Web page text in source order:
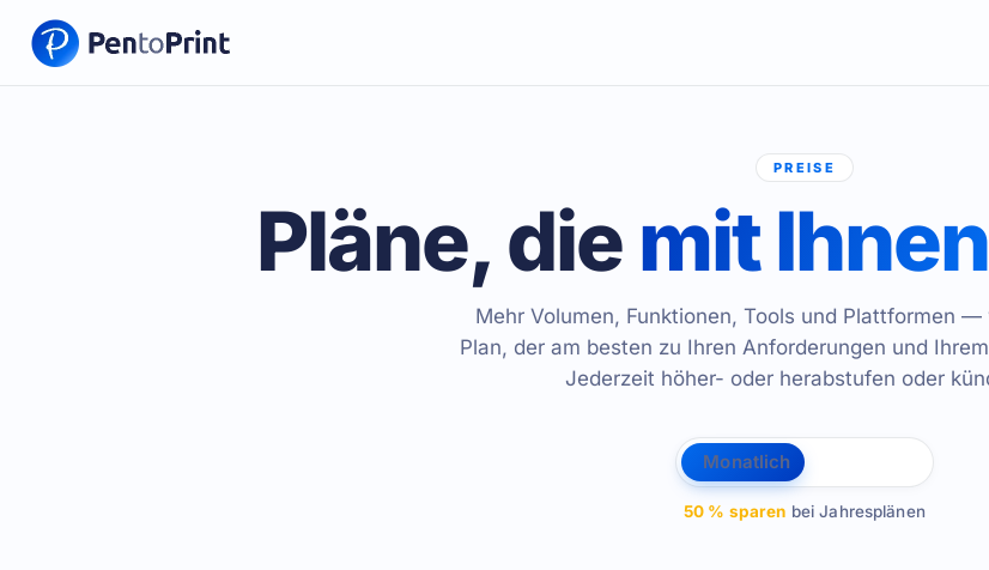
PREISE
Pläne, diemit
Mehr Volumen, Funktionen, Tools und Plattformen —
Plan, der am besten zu Ihren Anforderungen und
Jederzeit höher- oder herabstufen oder
Monatlich
50 % sparen bei Jahresplänen